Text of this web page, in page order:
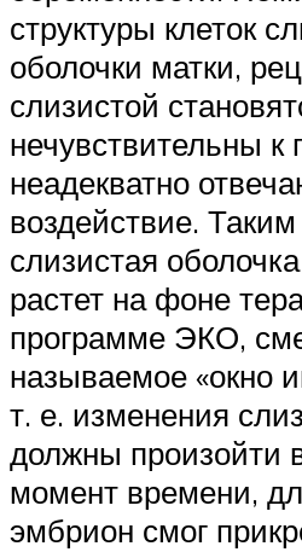
структуры клеток
оболочки матки,
слизистой
нечувствительны к
неадекватно
воздействие.
слизистая
растет на фоне
программе ЭКО,
называемое «окно
т. е. изменения
должны произойти
момент времени,
эмбрион смог